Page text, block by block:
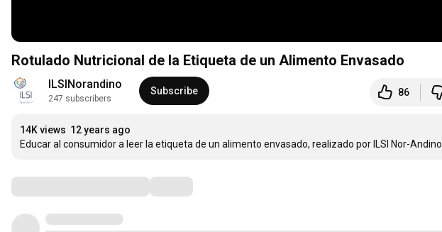
Rotulado Nutricional de la Etiqueta de un Alimento Envasado
ILSINorandino
247 subscribers
Subscribe 86
14K views 12 years ago
Educar al consumidor a leer la etiqueta de un alimento envasado, realizado por ILSI Nor-Andino.